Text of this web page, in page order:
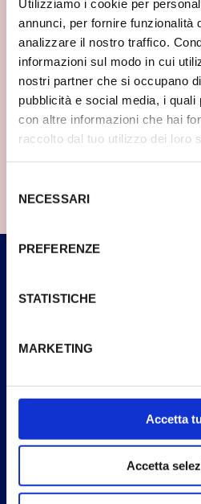
Utilizziamo i cookie per
annunci, per fornire funzionalità
analizzare il nostro traffico.
informazioni sul modo in cui
nostri partner che si occupano
pubblicità e social media, i quali
con altre informazioni che hai
raccolto dal tuo utilizzo dei loro
delNECESSARI
PREFERENZE
STATISTICHE
MARKETING
Accetta
Accetta
SCHEDA PRODOTTO
DOMANDE
Come posso rimanere aggiornato
Extrême è adatto ai vegani?